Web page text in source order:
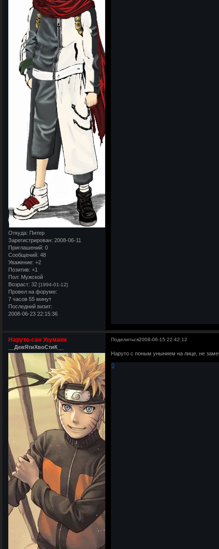
Откуда: Питер
Зарегистрирован: 2008-06-11
Приглашений: 0
Сообщений: 48
Уважение: +2
Позитив: +1
Пол: Мужской
Возраст: 32 [1994-01-12]
Провел на форуме:
7 часов 55 минут
Последний визит:
2008-06-23 22:15:36
Поделиться2008-06-15 22:42:12
Наруто-сан Узумаки
__ДевЯтиХвоСтиК__
Наруто с поным унынием на лице, не
0